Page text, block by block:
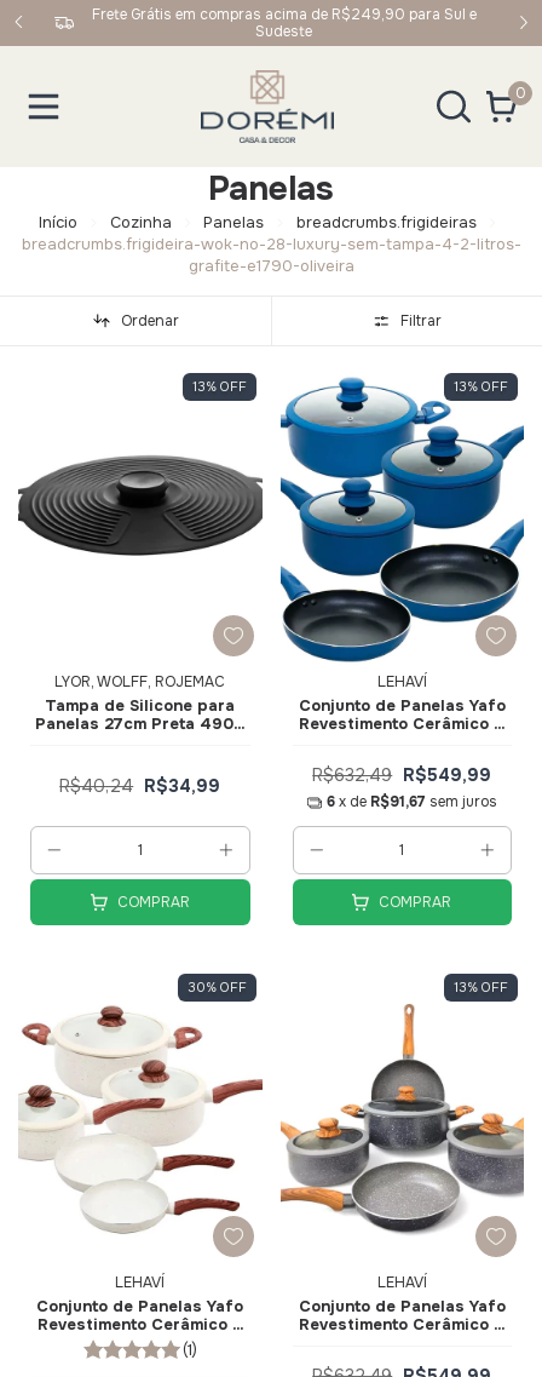
Frete Grátis em compras acima de R$249,90 para Sul e
Sudeste
0
Panelas
Início Cozinha Panelas
breadcrumbs.frigideiras
breadcrumbs.frigideira-wok-no-28-luxury-sem-tampa-4-2-litros-
grafite-e1790-oliveira
Ordenar Filtrar
13% OFF
LYOR, WOLFF, ROJEMAC
Tampa de Silicone para
Panelas 27cm Preta 4909
R$40,24 R$34,99
COMPRAR
13% OFF
LEHAVÍ
Conjunto de Panelas Yafo
Revestimento Cerâmico 5
R$632,49 R$549,99
6 x de R$91,67 sem juros
COMPRAR
30% OFF
LEHAVÍ
Conjunto de Panelas Yafo
Revestimento Cerâmico 5
pçs Granito Creme A1005-
C06 - Lehaví
(1)
13% OFF
LEHAVÍ
Conjunto de Panelas Yafo
Revestimento Cerâmico 5